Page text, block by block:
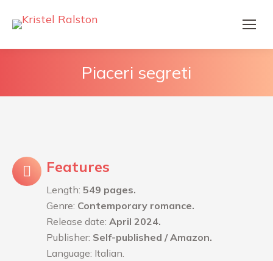
Piaceri segreti
Features
Length: 549 pages.
Genre: Contemporary romance.
Release date: April 2024.
Publisher: Self-published / Amazon.
Language: Italian.